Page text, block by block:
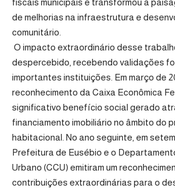
de melhorias na infraestrutura e
comunitário.
O impacto extraordinário desse
despercebido, recebendo validações
importantes instituições. Em março de
reconhecimento da Caixa Econômica
significativo benefício social gerado
financiamento imobiliário no âmbito do
habitacional. No ano seguinte, em
Prefeitura de Eusébio e o
Urbano (CCU) emitiram um
contribuições extraordinárias para o